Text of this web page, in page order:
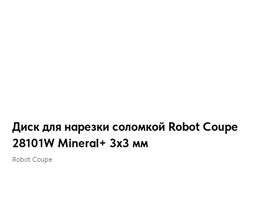
Диск для нарезки соломкой Robot Coupe
28101W Mineral+ 3х3 мм
Robot Coupe